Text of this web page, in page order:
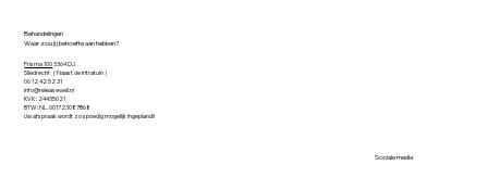
Behandelingen
Waar zou jij behoefte aan hebben?
Prisma 1003364 DJ
Sliedrecht ( Naast de Intratuin )​
06 12 42 52 31
info@releasewell.nl
KVK : 24435021
BTW : NL. 001723087B68
Uw afspraak wordt zo spoedig mogelijk ingepland!!
Sociale media